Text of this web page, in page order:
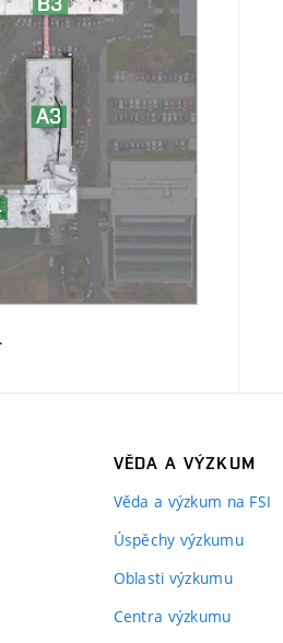
.
VĚDA A VÝZKUM
Věda a výzkum na FSI
Úspěchy výzkumu
Oblasti výzkumu
Centra výzkumu